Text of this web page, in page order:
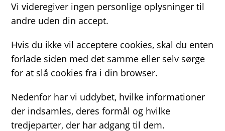
Vi videregiver ingen personlige oplysninger til
andre uden din accept.
Hvis du ikke vil acceptere cookies, skal du enten
forlade siden med det samme eller selv sørge
for at slå cookies fra i din browser.
Nedenfor har vi uddybet, hvilke informationer
der indsamles, deres formål og hvilke
tredjeparter, der har adgang til dem.